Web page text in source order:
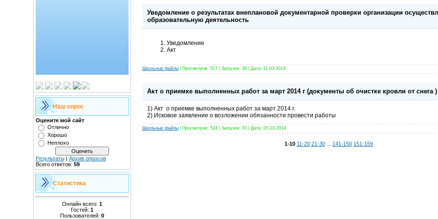
Наш опрос
Оцените мой сайт
Отлично
Хорошо
Неплохо
Результаты| Архив опросов
Всего ответов: 59
Статистика
Онлайн всего: 1
Гостей: 1
Пользователей: 0
Уведомление о результатах внеплановой документарной проверки организации
образовательную деятельность
Уведомление
Акт
Школьные файлы| Просмотров: 517 | Загрузок: 38 | Дата: 11.03.2014
Акт о приемке выполненных работ за март 2014 г (документы об очистке кровли от снега )
1) Акт о приемке выполненных работ за март 2014 г.
2) Исковое заявление о возложении обязанности провести работы
Школьные файлы| Просмотров: 524 | Загрузок: 33 | Дата: 03.03.2014
1-10 11-20 21-30 141-150 151-159